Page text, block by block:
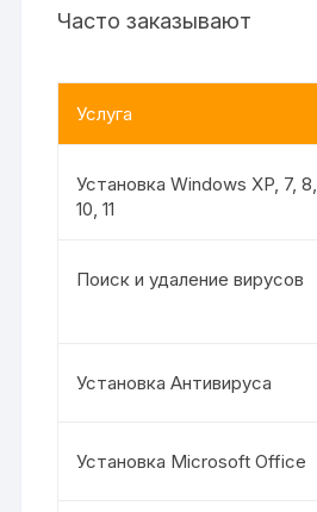
Часто заказывают
Услуга
Установка Windows XP, 7, 8,
10, 11
Поиск и удаление вирусов
Установка Антивируса
Установка Microsoft Office